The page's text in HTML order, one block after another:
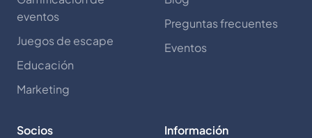
eventos
Juegos de escape
Educación
Marketing
Preguntas frecuentes
Eventos
Socios
Información